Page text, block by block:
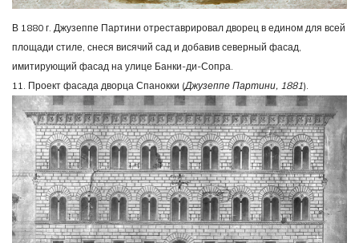
В 1880 г. Джузеппе Партини отреставрировал дворец в едином для всей
площади стиле, снеся висячий сад и добавив северный фасад,
имитирующий фасад на улице Банки-ди-Сопра.
11. Проект фасада дворца Спанокки (Джузеппе Партини, 1881).